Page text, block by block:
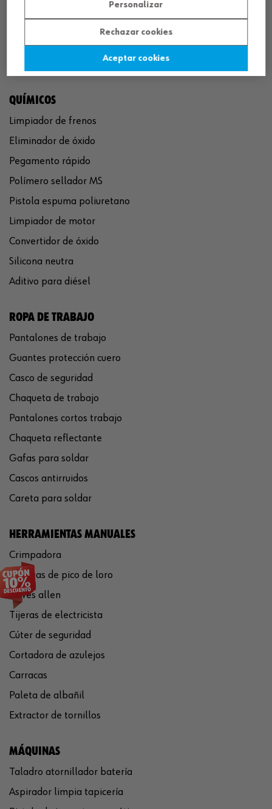
QUÍMICOS
Limpiador de frenos
Eliminador de óxido
Pegamento rápido
Polímero sellador MS
Pistola espuma poliuretano
Limpiador de motor
Convertidor de óxido
Silicona neutra
Aditivo para diésel
ROPA DE TRABAJO
Pantalones de trabajo
Guantes protección cuero
Casco de seguridad
Chaqueta de trabajo
Pantalones cortos trabajo
Chaqueta reflectante
Gafas para soldar
Cascos antirruidos
Careta para soldar
HERRAMIENTAS MANUALES
Crimpadora
Tenazas de pico de loro
Llaves allen
Tijeras de electricista
Cúter de seguridad
Cortadora de azulejos
Carracas
Paleta de albañil
Extractor de tornillos
MÁQUINAS
Taladro atornillador batería
Aspirador limpia tapicería
Personalizar
Rechazar cookies
Aceptar cookies